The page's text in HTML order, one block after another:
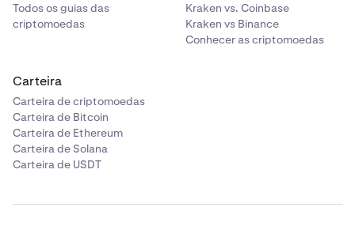
Todos os guias das
criptomoedas
Kraken vs. Coinbase
Kraken vs Binance
Conhecer as criptomoedas
Carteira
Carteira de criptomoedas
Carteira de Bitcoin
Carteira de Ethereum
Carteira de Solana
Carteira de USDT